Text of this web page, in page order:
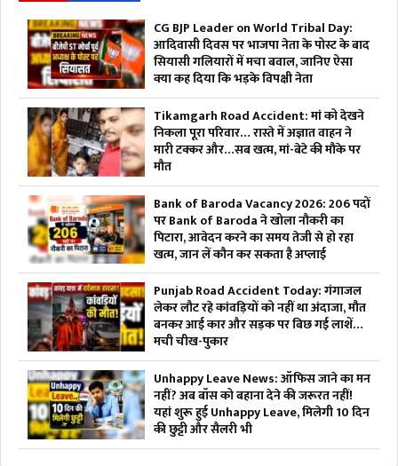
CG BJP Leader on World Tribal Day:
आदिवासी दिवस पर भाजपा नेता के पोस्ट के बाद
सियासी गलियारों में मचा बवाल, जानिए ऐसा
क्या कह दिया कि भड़के विपक्षी नेता
Tikamgarh Road Accident: मां को देखने
निकला पूरा परिवार… रास्ते में अज्ञात वाहन ने
मारी टक्कर और…सब खत्म, मां-बेटे की मौके पर
मौत
Bank of Baroda Vacancy 2026: 206 पदों
पर Bank of Baroda ने खोला नौकरी का
पिटारा, आवेदन करने का समय तेजी से हो रहा
खत्म, जान लें कौन कर सकता है अप्लाई
Punjab Road Accident Today: गंगाजल
लेकर लौट रहे कांवड़ियों को नहीं था अंदाजा, मौत
बनकर आई कार और सड़क पर बिछ गई लाशें…
मची चीख-पुकार
Unhappy Leave News: ऑफिस जाने का मन
नहीं? अब बॉस को बहाना देने की जरूरत नहीं!
यहां शुरू हुई Unhappy Leave, मिलेगी 10 दिन
की छुट्टी और सैलरी भी